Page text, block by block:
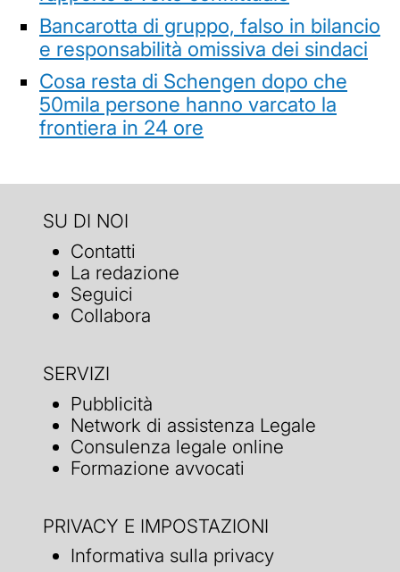
Bancarotta di gruppo, falso in bilancio
e responsabilità omissiva dei sindaci
Cosa resta di Schengen dopo che
50mila persone hanno varcato la
frontiera in 24 ore
SU DI NOI
Contatti
La redazione
Seguici
Collabora
SERVIZI
Pubblicità
Network di assistenza Legale
Consulenza legale online
Formazione avvocati
PRIVACY E IMPOSTAZIONI
Informativa sulla privacy